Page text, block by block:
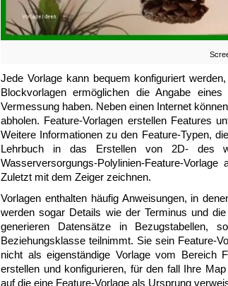
Jede Vorlage kann bequem konfiguriert
Blockvorlagen ermöglichen die Angabe
Vermessung haben. Neben einen Internet
abholen. Feature-Vorlagen erstellen Features
Weitere Informationen zu den Feature-Typen,
Lehrbuch in das Erstellen von 2D- des
Wasserversorgungs-Polylinien-Feature-
Zuletzt mit dem Zeiger zeichnen.
Vorlagen enthalten häufig Anweisungen, in
werden sogar Details wie der Terminus und
generieren Datensätze in Bezugstabellen,
Beziehungsklasse teilnimmt. Sie sein Feature-
nicht als eigenständige Vorlage vom Bereich
erstellen und konfigurieren, für den fall Ihre
auf die eine Feature-Vorlage als Ursprung